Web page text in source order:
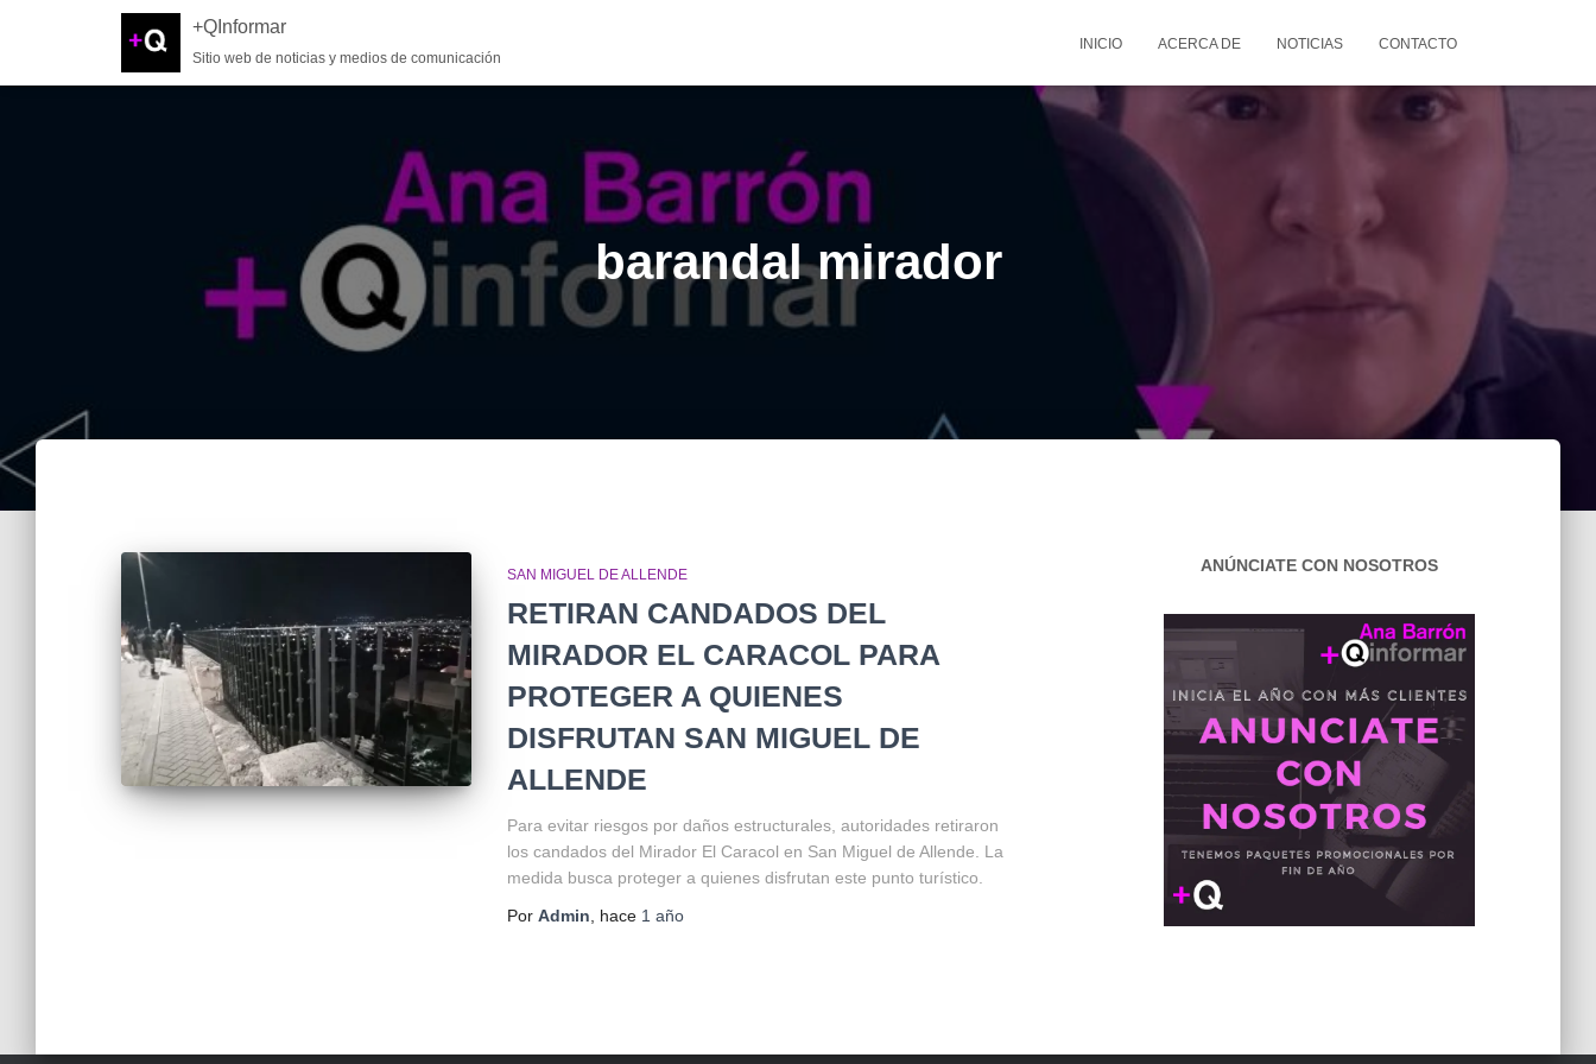
+QInformar
Sitio web de noticias y medios de comunicación
INICIO ACERCA DE NOTICIAS CONTACTO
barandal mirador
SAN MIGUEL DE ALLENDE
RETIRAN CANDADOS DEL
MIRADOR EL CARACOL PARA
PROTEGER A QUIENES
DISFRUTAN SAN MIGUEL DE
ALLENDE
Para evitar riesgos por daños estructurales, autoridades retiraron
los candados del Mirador El Caracol en San Miguel de Allende. La
medida busca proteger a quienes disfrutan este punto turístico.
Por Admin , hace 1 año
ANÚNCIATE CON NOSOTROS